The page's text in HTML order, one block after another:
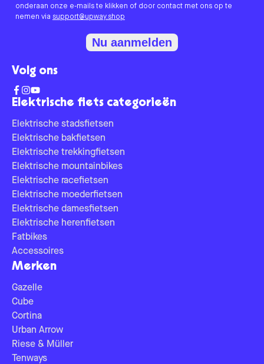
Elektrische fiets categorieën
Elektrische stadsfietsen
Elektrische bakfietsen
Elektrische trekkingfietsen
Elektrische mountainbikes
Elektrische racefietsen
Elektrische moederfietsen
Elektrische damesfietsen
Elektrische herenfietsen
Fatbikes
Accessoires
Merken
Gazelle
Cube
Cortina
Urban Arrow
Riese & Müller
Tenways
onderaan onze e-mails te klikken of door contact met ons op te
nemen via support@upway.shop
Nu aanmelden
Volg ons